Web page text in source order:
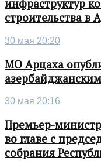
инфраструктур
строительства
30 мая 20:20
МО Арцаха
30 мая 20:16
Премьер-
во главе с
собрания